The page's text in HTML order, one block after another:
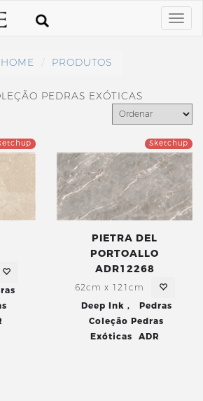
HOME PRODUTOS
PEDRAS EXÓTICAS
Sketchup
PIETRA DEL
PORTOALLO
ADR12268
62cm x 121cm
Deep Ink ,
Pedras
Coleção Pedras
Exóticas
ADR